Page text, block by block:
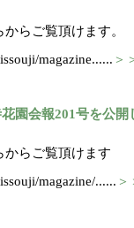
からご覧頂けます。
magazine...... ＞
園会報201号を公開
からご覧頂けます
magazine/...... ＞